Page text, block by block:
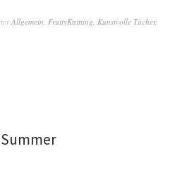
Allgemein, FruityKnitting, Kunstvolle Tücher,